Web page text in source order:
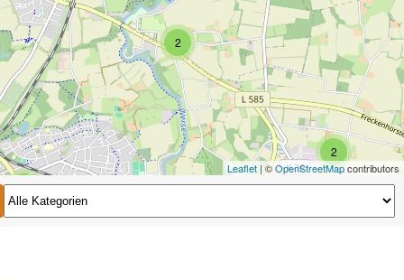
2
2
2
Leaflet| ©OpenStreetMapcontributors